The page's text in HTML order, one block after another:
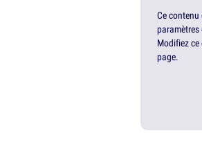
Ce
Modifiez
page.